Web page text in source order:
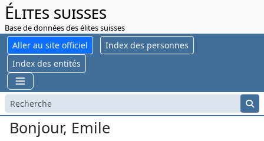
Élites suisses
Base de données des élites suisses
Aller au site officiel
Index des personnes
Index des entités
Bonjour, Emile